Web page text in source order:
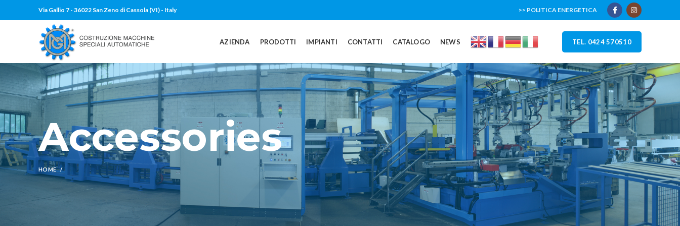
Via Gallio 7 - 36022 San Zeno di Cassola (VI) - Italy >> POLITICA ENERGETICA
AZIENDA PRODOTTI IMPIANTI CONTATTI CATALOGO NEWS TEL. 0424 570510
Accessories
HOME